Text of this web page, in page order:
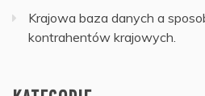
Krajowa baza danych a
kontrahentów krajowych.